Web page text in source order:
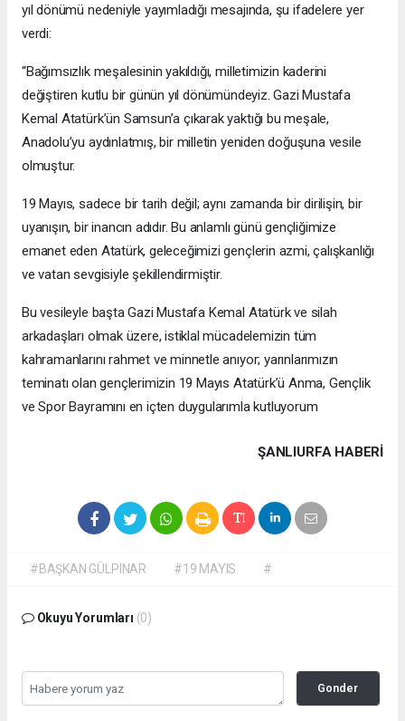
yıl dönümü nedeniyle yayımladığı mesajında, şu ifadelere yer
verdi:
“Bağımsızlık meşalesinin yakıldığı, milletimizin kaderini
değiştiren kutlu bir günün yıl dönümündeyiz. Gazi Mustafa
Kemal Atatürk’ün Samsun’a çıkarak yaktığı bu meşale,
Anadolu’yu aydınlatmış, bir milletin yeniden doğuşuna vesile
olmuştur.
19 Mayıs, sadece bir tarih değil; aynı zamanda bir dirilişin, bir
uyanışın, bir inancın adıdır. Bu anlamlı günü gençliğimize
emanet eden Atatürk, geleceğimizi gençlerin azmi, çalışkanlığı
ve vatan sevgisiyle şekillendirmiştir.
Bu vesileyle başta Gazi Mustafa Kemal Atatürk ve silah
arkadaşları olmak üzere, istiklal mücadelemizin tüm
kahramanlarını rahmet ve minnetle anıyor; yarınlarımızın
teminatı olan gençlerimizin 19 Mayıs Atatürk’ü Anma, Gençlik
ve Spor Bayramını en içten duygularımla kutluyorum
ŞANLIURFA HABERİ
#BAŞKAN GÜLPINAR #19 MAYIS #
Okuyu Yorumları (0)
Gonder